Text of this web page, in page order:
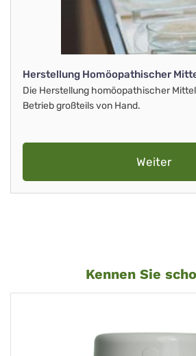
Herstellung Homöopathischer
Die Herstellung homöopathischer
Betrieb großteils von Hand.
Weiter
Kennen Sie